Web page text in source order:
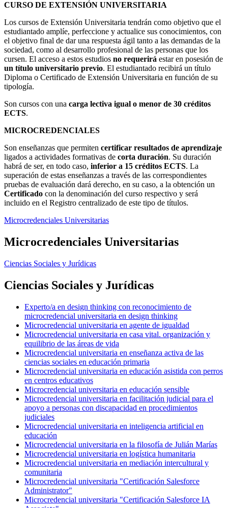
CURSO DE EXTENSIÓN UNIVERSITARIA
Los cursos de Extensión Universitaria tendrán como objetivo que el
estudiantado amplíe, perfeccione y actualice sus conocimientos, con
el objetivo final de dar una respuesta ágil tanto a las demandas de la
sociedad, como al desarrollo profesional de las personas que los
cursen. El acceso a estos estudios no requerirá estar en posesión de
un título universitario previo. El estudiantado recibirá un título
Diploma o Certificado de Extensión Universitaria en función de su
tipología.
Son cursos con una carga lectiva igual o menor de 30 créditos
ECTS.
MICROCREDENCIALES
Son enseñanzas que permiten certificar resultados de aprendizaje
ligados a actividades formativas de corta duración. Su duración
habrá de ser, en todo caso, inferior a 15 créditos ECTS. La
superación de estas enseñanzas a través de las correspondientes
pruebas de evaluación dará derecho, en su caso, a la obtención un
Certificado con la denominación del curso respectivo y será
incluido en el Registro centralizado de este tipo de títulos.
Microcredenciales Universitarias
Microcredenciales Universitarias
Ciencias Sociales y Jurídicas
Ciencias Sociales y Jurídicas
Experto/a en design thinking con reconocimiento de
microcredencial universitaria en design thinking
Microcredencial universitaria en agente de igualdad
Microcredencial universitaria en casa vital. organización y
equilibrio de las áreas de vida
Microcredencial universitaria en enseñanza activa de las
ciencias sociales en educación primaria
Microcredencial universitaria en educación asistida con perros
en centros educativos
Microcredencial universitaria en educación sensible
Microcredencial universitaria en facilitación judicial para el
apoyo a personas con discapacidad en procedimientos
judiciales
Microcredencial universitaria en inteligencia artificial en
educación
Microcredencial universitaria en la filosofía de Julián Marías
Microcredencial universitaria en logística humanitaria
Microcredencial universitaria en mediación intercultural y
comunitaria
Microcredencial universitaria "Certificación Salesforce
Administrator"
Microcredencial universitaria "Certificación Salesforce IA